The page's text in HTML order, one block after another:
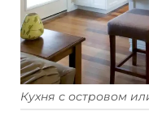
Кухня с островом